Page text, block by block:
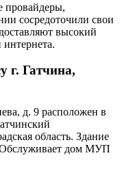
провайдеры,
сосредоточили свои
высокий
интернета.
г. Гатчина,
д. 9 расположен в
область. Здание
Обслуживает дом МУП